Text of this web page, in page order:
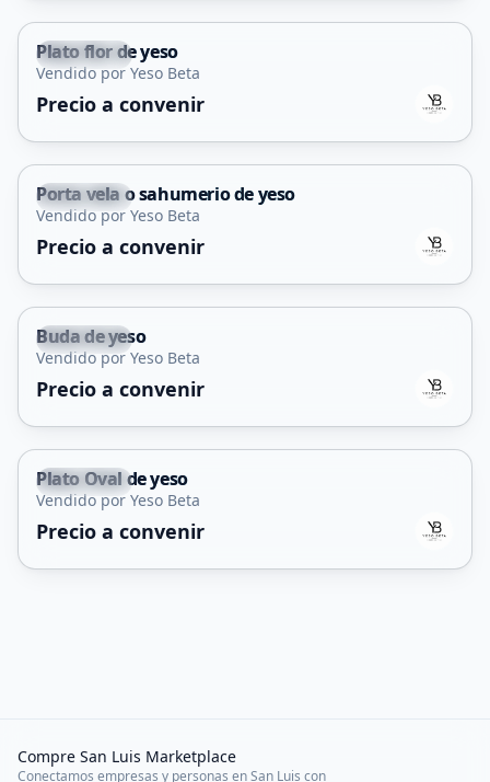
La Punta
Plato flor de yeso
Vendido por Yeso Beta
Precio a convenir
La Punta
Porta vela o sahumerio de yeso
Vendido por Yeso Beta
Precio a convenir
La Punta
Buda de yeso
Vendido por Yeso Beta
Precio a convenir
La Punta
Plato Oval de yeso
Vendido por Yeso Beta
Precio a convenir
Compre San Luis Marketplace
Conectamos empresas y personas en San Luis con